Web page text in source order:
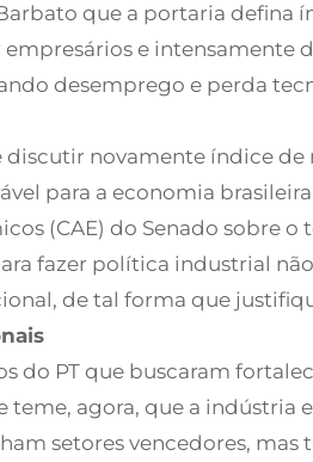
que a portaria
e intensamente
desemprego e perda
discutir novamente índice
para a economia
(CAE) do Senado sobre
fazer política industrial
de tal forma que
do PT que buscaram
teme, agora, que a
setores vencedores,